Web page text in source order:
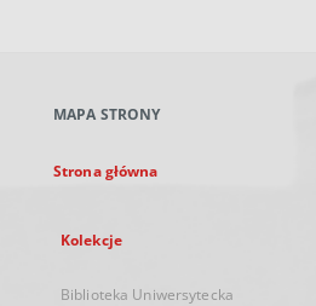
karcie
MAPA STRONY
Strona główna
Kolekcje
Biblioteka Uniwersytecka